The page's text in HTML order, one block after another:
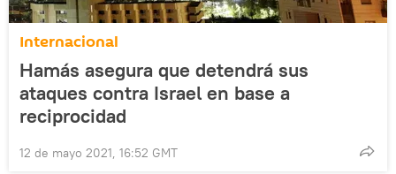
Internacional
Hamás asegura que detendrá sus
ataques contra Israel en base a
reciprocidad
12 de mayo 2021, 16:52 GMT